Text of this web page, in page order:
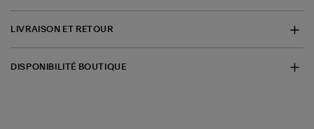
LIVRAISON ET RETOUR
DISPONIBILITÉ BOUTIQUE